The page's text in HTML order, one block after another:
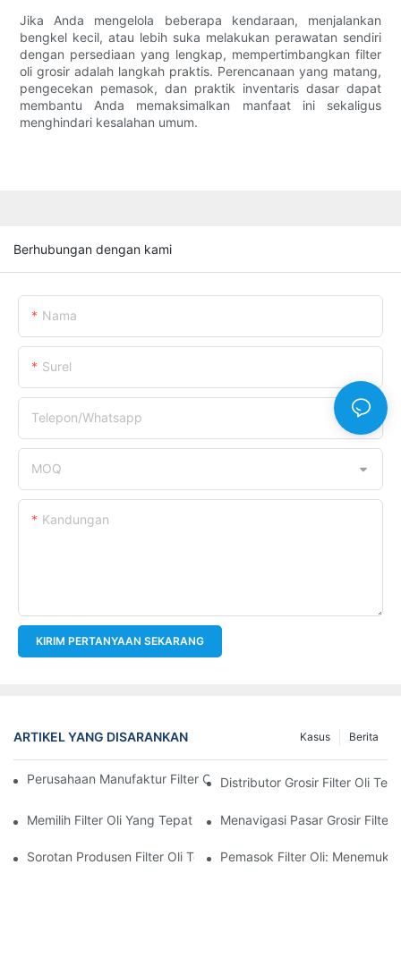
Jika Anda mengelola beberapa kendaraan, menjalankan
bengkel kecil, atau lebih suka melakukan perawatan sendiri
dengan persediaan yang lengkap, mempertimbangkan filter
oli grosir adalah langkah praktis. Perencanaan yang matang,
pengecekan pemasok, dan praktik inventaris dasar dapat
membantu Anda memaksimalkan manfaat ini sekaligus
menghindari kesalahan umum.
Berhubungan dengan kami
Nama
Surel
Telepon/whatsapp
MOQ
Kandungan
KIRIM PERTANYAAN SEKARANG
ARTIKEL YANG DISARANKAN Berita
Kasus
Perusahaan Manufaktur Filter Oli Teratas: Tinjauan
Distributor Grosir Filter Oli
Memilih Filter Oli Yang Tepat Untuk Model Kendaraan Anda:
Menavigasi Pasar Grosir Filter
Sorotan Produsen Filter Oli Terkemuka Dan Inovasi Mereka
Pemasok Filter Oli: